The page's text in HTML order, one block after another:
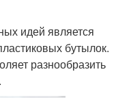
идей является
бутылок.
разнообразить